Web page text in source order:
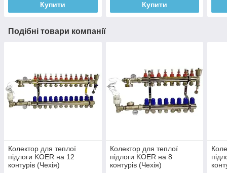
Купити Купити
Подібні товари компанії
Колектор для теплої
підлоги KOER на 12
контурів (Чехія)
Колектор для теплої
підлоги KOER на 8
контурів (Чехія)